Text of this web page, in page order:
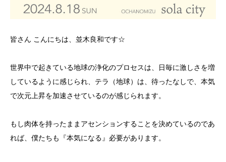
皆さん こんにちは、並木良和です☆
世界中で起きている地球の浄化のプロセスは、日毎に激しさを増
しているように感じられ、テラ（地球）は、待ったなしで、本気
で次元上昇を加速させているのが感じられます。
もし肉体を持ったままアセンションすることを決めているのであ
れば、僕たちも『本気になる』必要があります。